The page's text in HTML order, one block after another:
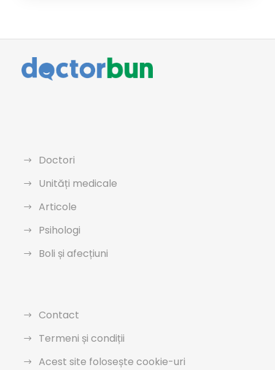
Doctori
Unități medicale
Articole
Psihologi
Boli și afecțiuni
Contact
Termeni și condiții
Acest site folosește cookie-uri